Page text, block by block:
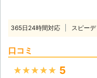
365日24時間対応 スピー
口コミ
★★★★★ 5